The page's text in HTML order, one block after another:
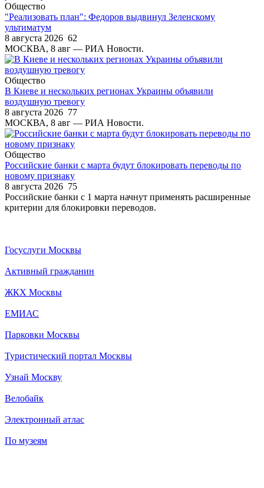
Общество
"Реализовать план": Федоров выдвинул Зеленскому
ультиматум
8 августа 2026 62
МОСКВА, 8 авг — РИА Новости.
Общество
В Киеве и нескольких регионах Украины объявили
воздушную тревогу
8 августа 2026 77
МОСКВА, 8 авг — РИА Новости.
Общество
Российские банки с марта будут блокировать переводы по
новому признаку
8 августа 2026 75
Российские банки с 1 марта начнут применять расширенные
критерии для блокировки переводов.
Госуслуги Москвы
Активный гражданин
ЖКХ Москвы
ЕМИАС
Парковки Москвы
Туристический портал Москвы
Узнай Москву
Велобайк
Электронный атлас
По музеям